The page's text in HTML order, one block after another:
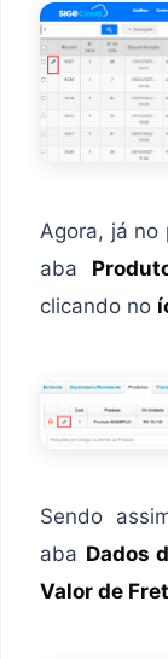
Agora, já no
aba
clicando no
Sendo
aba Dados
Valor de